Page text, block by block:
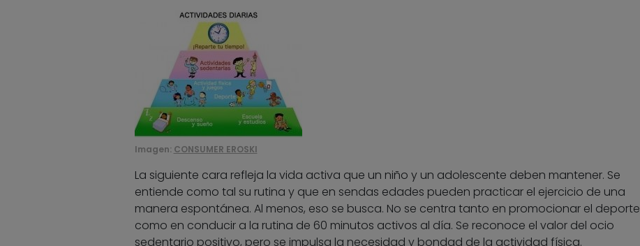
Imagen: CONSUMER EROSKI
La siguiente cara refleja la vida activa que un niño y un adolescente deben mantener. Se
entiende como tal su rutina y que en sendas edades pueden practicar el ejercicio de una
manera espontánea. Al menos, eso se busca. No se centra tanto en promocionar el deporte
como en conducir a la rutina de 60 minutos activos al día. Se reconoce el valor del ocio
sedentario positivo, pero se impulsa la necesidad y bondad de la actividad física.